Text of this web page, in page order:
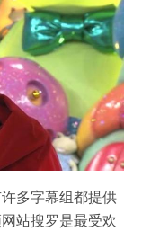
多字幕组都提供
站搜罗是最受欢